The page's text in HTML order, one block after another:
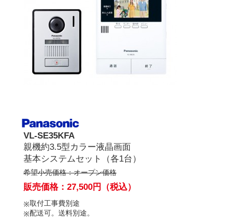
VL-SE35KFA
親機約3.5型カラー液晶画面
基本システムセット（各1台）
希望小売価格：オープン価格
販売価格：27,500円（税込）
取付工事費別途
配送可。送料別途。